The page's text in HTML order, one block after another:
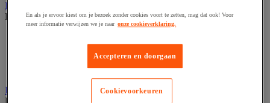
Inname en beheer van geld
Bekijk de hele productgroep
Biljettenteller/sorteerder en valsgelddetector
Valsgelddetectie en geldtelmachine
IT en multimedia
Bekijk de hele productgroep
En als je ervoor kiest om je bezoek zonder cookies voort te zetten, mag dat ook! Voor
meer informatie verwijzen we je naar onze cookieverklaring.
Accepteren en doorgaan
Cookievoorkeuren